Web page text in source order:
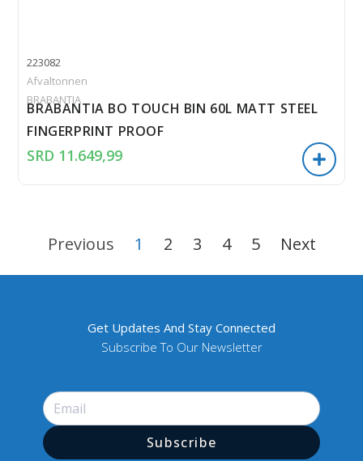
223082
Afvaltonnen
BRABANTIA
BRABANTIA BO TOUCH BIN 60L MATT STEEL
FINGERPRINT PROOF
SRD 11.649,99
Previous 1 2 3 4 5 Next
Get Updates And Stay Connected
Subscribe To Our Newsletter
Subscribe